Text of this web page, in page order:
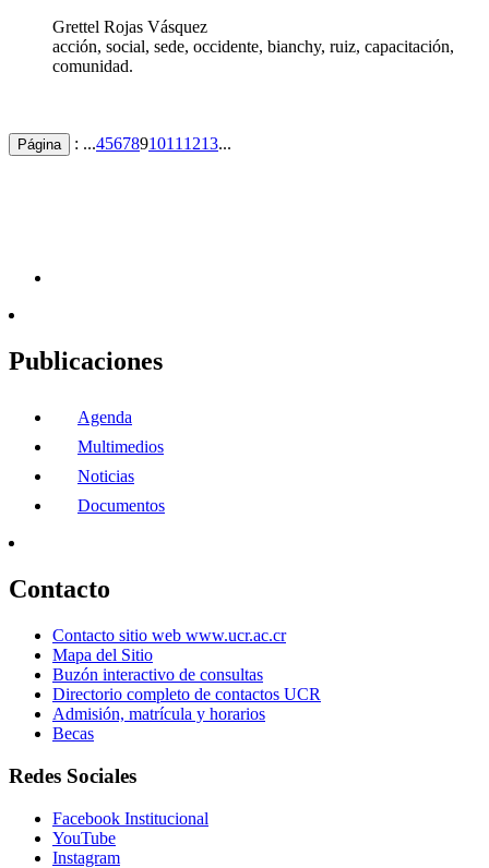
Grettel Rojas Vásquez
acción, social, sede, occidente, bianchy, ruiz, capacitación,
comunidad.
Página : ...4567891011 1213...
Publicaciones
Agenda
Multimedios
Noticias
Documentos
Contacto
Contacto sitio web www.ucr.ac.cr
Mapa del Sitio
Buzón interactivo de consultas
Directorio completo de contactos UCR
Admisión, matrícula y horarios
Becas
Redes Sociales
Facebook Institucional
YouTube
Instagram